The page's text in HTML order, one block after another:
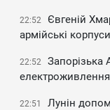
22:52
Євгеній
армійські
22:52
Запорізька
електроживлення
22:51
Лунін